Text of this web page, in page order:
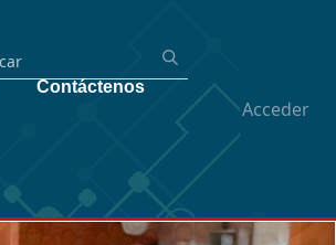
Acceder
Contáctenos